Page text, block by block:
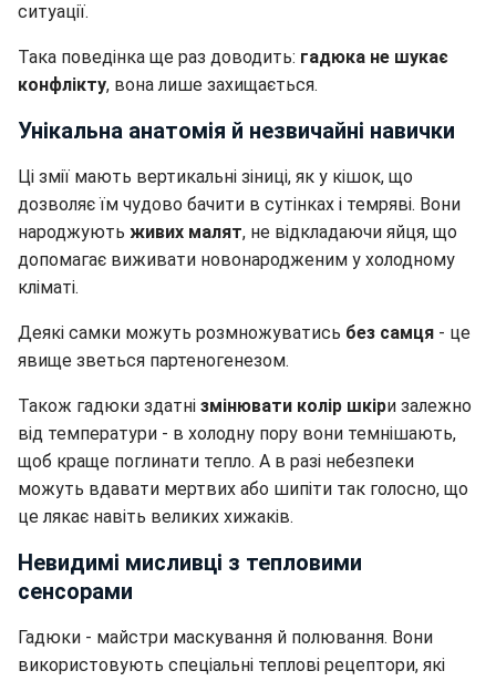
ситуації.
Така поведінка ще раз доводить: гадюка не шукає
конфлікту, вона лише захищається.
Унікальна анатомія й незвичайні навички
Ці змії мають вертикальні зіниці, як у кішок, що
дозволяє їм чудово бачити в сутінках і темряві. Вони
народжують живих малят, не відкладаючи яйця, що
допомагає виживати новонародженим у холодному
кліматі.
Деякі самки можуть розмножуватись без самця - це
явище зветься партеногенезом.
Також гадюки здатні змінювати колір шкіри залежно
від температури - в холодну пору вони темнішають,
щоб краще поглинати тепло. А в разі небезпеки
можуть вдавати мертвих або шипіти так голосно, що
це лякає навіть великих хижаків.
Невидимі мисливці з тепловими
сенсорами
Гадюки - майстри маскування й полювання. Вони
використовують спеціальні теплові рецептори, які